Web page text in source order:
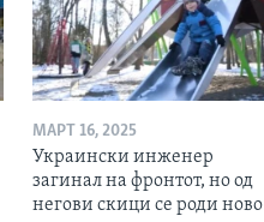
МАРТ 16, 2025
Украински инженер
загинал на фронтот, но од
негови скици се роди ново